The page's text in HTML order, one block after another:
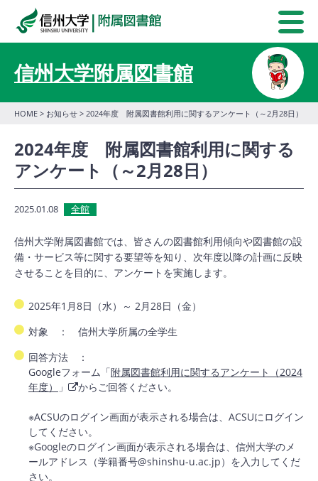
信州大学附属図書館
HOME > お知らせ > 2024年度 附属図書館利用に関するアンケート（～2月28日）
2024年度 附属図書館利用に関する
アンケート（～2月28日）
2025.01.08 全館
信州大学附属図書館では、皆さんの図書館利用傾向や図書館の設
備・サービス等に関する要望等を知り、次年度以降の計画に反映
させることを目的に、アンケートを実施します。
2025年1月8日（水）～ 2月28日（金）
対象 ： 信州大学所属の全学生
回答方法 ：
Googleフォーム「附属図書館利用に関するアンケート（2024
年度）
」 からご回答ください。
※ACSUのログイン画面が表示される場合は、ACSUにログイン
してください。
※Googleのログイン画面が表示される場合は、信州大学のメ
ールアドレス（学籍番号@shinshu-u.ac.jp）を入力してくだ
さい。